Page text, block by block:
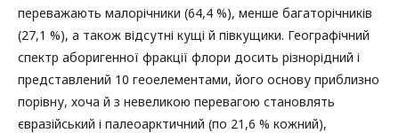
переважають малорічники (64,4 %), менше багаторічників
(27,1 %), а також відсутні кущі й півкущики. Географічний
спектр аборигенної фракції флори досить різнорідний і
представлений 10 геоелементами, його основу приблизно
порівну, хоча й з невеликою перевагою становлять
євразійський і палеоарктичний (по 21,6 % кожний),